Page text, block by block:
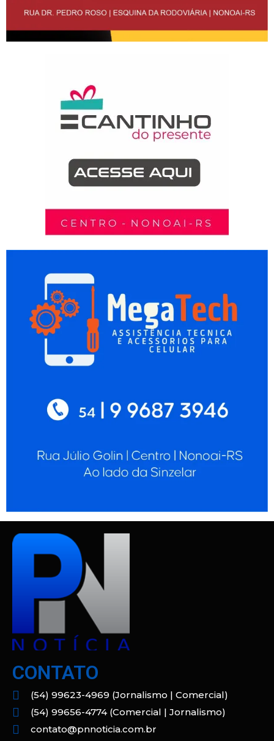
CONTATO
(54) 99623-4969 (Jornalismo | Comercial)
(54) 99656-4774 (Comercial | Jornalismo)
contato@pnnoticia.com.br